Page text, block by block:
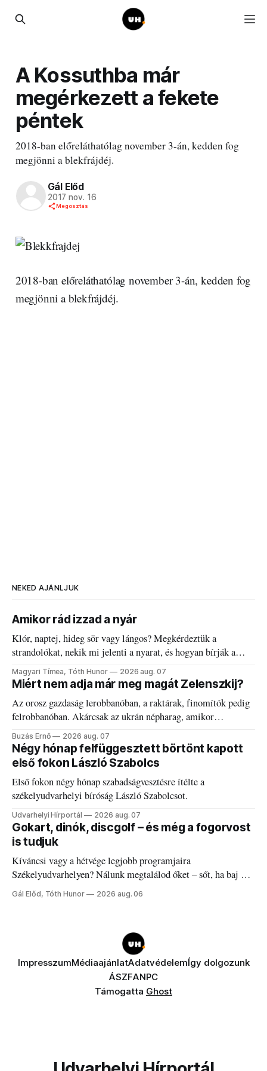
A Kossuthba már
megérkezett a fekete
péntek
2018-ban előreláthatólag november 3-án, kedden fog
megjönni a blekfrájdéj.
Gál Előd
2017 nov. 16
Megosztás
2018-ban előreláthatólag november 3-án, kedden fog
megjönni a blekfrájdéj.
NEKED AJÁNLJUK
Amikor rád izzad a nyár
Klór, naptej, hideg sör vagy lángos? Megkérdeztük a
strandolókat, nekik mi jelenti a nyarat, és hogyan bírják a
kánikulát.
Magyari Tímea, Tóth Hunor 2026 aug. 07
Miért nem adja már meg magát Zelenszkij?
Az orosz gazdaság lerobbanóban, a raktárak, finomítók pedig
felrobbanóban. Akárcsak az ukrán népharag, amikor
elégedetlen vezetőivel.
Buzás Ernő 2026 aug. 07
Négy hónap felfüggesztett börtönt kapott
első fokon László Szabolcs
Első fokon négy hónap szabadságvesztésre ítélte a
székelyudvarhelyi bíróság László Szabolcsot.
Udvarhelyi Hírportál 2026 aug. 07
Gokart, dinók, discgolf – és még a fogorvost
is tudjuk
Kíváncsi vagy a hétvége legjobb programjaira
Székelyudvarhelyen? Nálunk megtalálod őket – sőt, ha baj van
a fogaddal, a fogorvosi ügyeletet is!
Gál Előd, Tóth Hunor 2026 aug. 06
ImpresszumMédiaajánlatAdatvédelemÍgy dolgozunk
ÁSZFANPC
Támogatta Ghost